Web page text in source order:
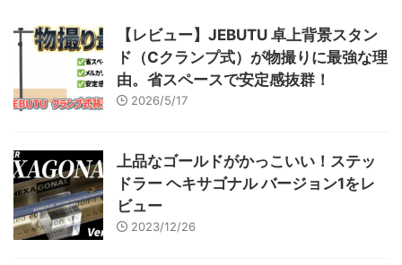
【レビュー】JEBUTU 卓上背景スタン
ド（Cクランプ式）が物撮りに最強な理
由。省スペースで安定感抜群！
2026/5/17
上品なゴールドがかっこいい！ステッ
ドラー ヘキサゴナル バージョン1をレ
ビュー
2023/12/26